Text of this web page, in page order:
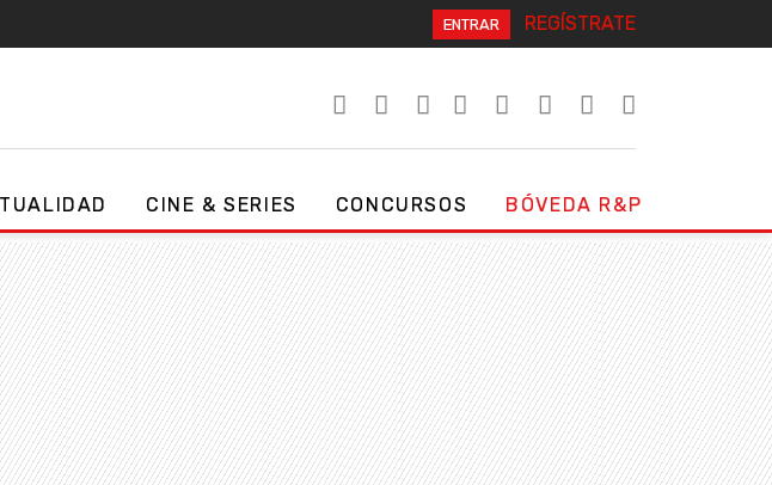
ENTRAR REGÍSTRATE
CINE & SERIES CONCURSOS BÓVEDA R&P